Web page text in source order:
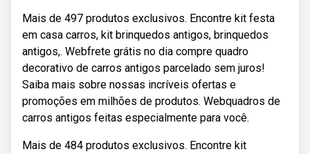
Mais de 497 produtos exclusivos. Encontre kit festa
em casa carros, kit brinquedos antigos, brinquedos
antigos,. Webfrete grátis no dia compre quadro
decorativo de carros antigos parcelado sem juros!
Saiba mais sobre nossas incríveis ofertas e
promoções em milhões de produtos. Webquadros de
carros antigos feitas especialmente para você.
Mais de 484 produtos exclusivos. Encontre kit